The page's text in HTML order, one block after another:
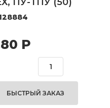
Р
БЫСТРЫЙ ЗАКАЗ